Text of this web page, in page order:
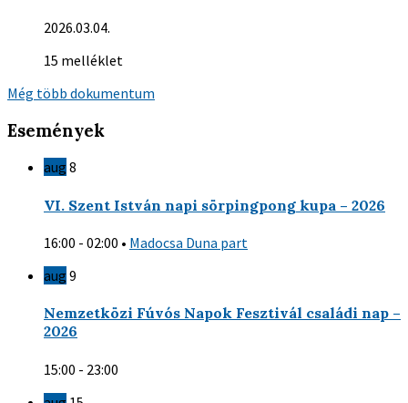
2026.03.04.
15 melléklet
Még több dokumentum
Események
aug 8
VI. Szent István napi sörpingpong kupa – 2026
16:00 - 02:00 • Madocsa Duna part
aug 9
Nemzetközi Fúvós Napok Fesztivál családi nap –
2026
15:00 - 23:00